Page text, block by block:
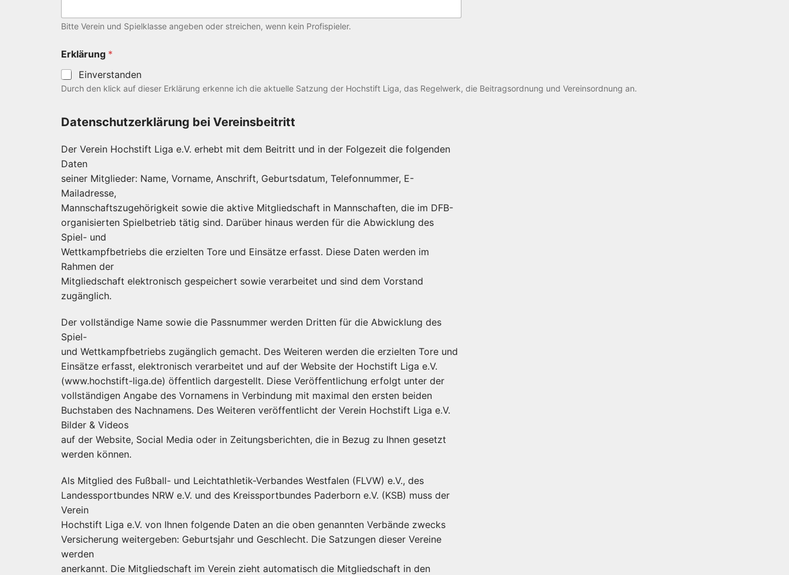
Bitte Verein und Spielklasse angeben oder streichen, wenn kein Profispieler.
Erklärung *
Einverstanden
Durch den klick auf dieser Erklärung erkenne ich die aktuelle Satzung der Hochstift Liga, das Regelwerk, die Beitragsordnung und Vereinsordnung an.
Datenschutzerklärung bei Vereinsbeitritt
Der Verein Hochstift Liga e.V. erhebt mit dem Beitritt und in der Folgezeit die folgenden
Daten
seiner Mitglieder: Name, Vorname, Anschrift, Geburtsdatum, Telefonnummer, E-
Mailadresse,
Mannschaftszugehörigkeit sowie die aktive Mitgliedschaft in Mannschaften, die im DFB-
organisierten Spielbetrieb tätig sind. Darüber hinaus werden für die Abwicklung des
Spiel- und
Wettkampfbetriebs die erzielten Tore und Einsätze erfasst. Diese Daten werden im
Rahmen der
Mitgliedschaft elektronisch gespeichert sowie verarbeitet und sind dem Vorstand
zugänglich.
Der vollständige Name sowie die Passnummer werden Dritten für die Abwicklung des
Spiel-
und Wettkampfbetriebs zugänglich gemacht. Des Weiteren werden die erzielten Tore und
Einsätze erfasst, elektronisch verarbeitet und auf der Website der Hochstift Liga e.V.
(www.hochstift-liga.de) öffentlich dargestellt. Diese Veröffentlichung erfolgt unter der
vollständigen Angabe des Vornamens in Verbindung mit maximal den ersten beiden
Buchstaben des Nachnamens. Des Weiteren veröffentlicht der Verein Hochstift Liga e.V.
Bilder & Videos
auf der Website, Social Media oder in Zeitungsberichten, die in Bezug zu Ihnen gesetzt
werden können.
Als Mitglied des Fußball- und Leichtathletik-Verbandes Westfalen (FLVW) e.V., des
Landessportbundes NRW e.V. und des Kreissportbundes Paderborn e.V. (KSB) muss der
Verein
Hochstift Liga e.V. von Ihnen folgende Daten an die oben genannten Verbände zwecks
Versicherung weitergeben: Geburtsjahr und Geschlecht. Die Satzungen dieser Vereine
werden
anerkannt. Die Mitgliedschaft im Verein zieht automatisch die Mitgliedschaft in den